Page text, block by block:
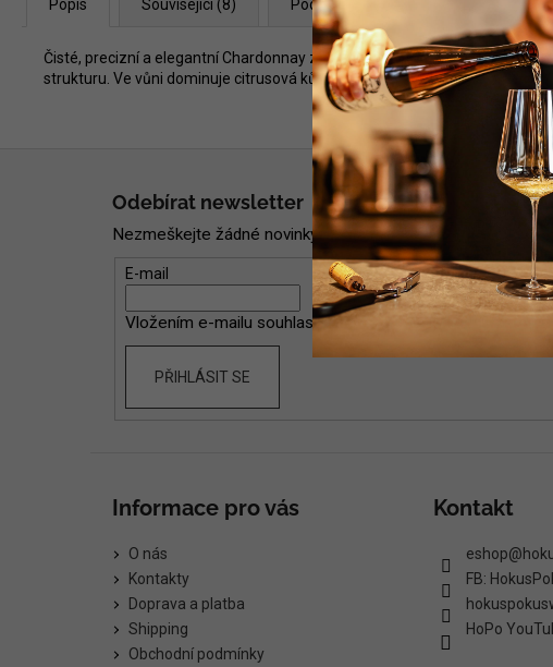
Popis Související (8) Podobné (8)
Čisté, precizní a elegantní Chardonnay z Jury. Toto výjimečné víno
strukturu. Ve vůni dominuje citrusová kůra, bílé květy a peckové ovoce, s
Odebírat newsletter
Nezmeškejte žádné novinky či slevy!
E-mail
Vložením e-mailu souhlasíte s podmínkami ochrany
PŘIHLÁSIT SE
Informace pro vás
O nás
Kontakty
Doprava a platba
Shipping
Obchodní podmínky
Kontakt
eshop@
FB:
HoPo